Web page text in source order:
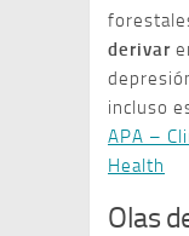
derivar
incluso
APA –
Health
Olas